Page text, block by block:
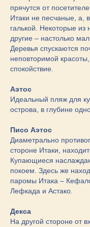
прячутся от
Итаки не песчаные, а,
галькой. Некоторые из
другие – настолько
Деревья спускаются
неповторимой
спокойствие.
Аэтос
Идеальный пляж для
острова, в глубине
Писо Аэтос
Диаметрально
стороне Итаки,
Купающиеся
покоем. Здесь же
паромы Итака –
Лефкада и Астако.
Декса
На другой стороне от